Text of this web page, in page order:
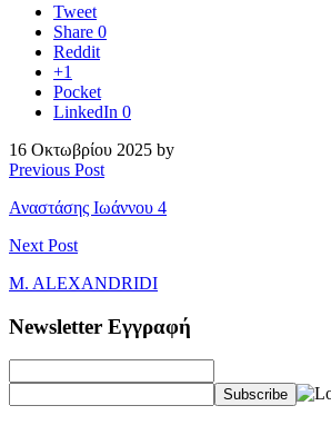
Tweet
Share 0
Reddit
+1
Pocket
LinkedIn 0
16 Οκτωβρίου 2025 by
Previous Post
Αναστάσης Ιωάννου 4
Next Post
M. ALEXANDRIDI
Newsletter Εγγραφή